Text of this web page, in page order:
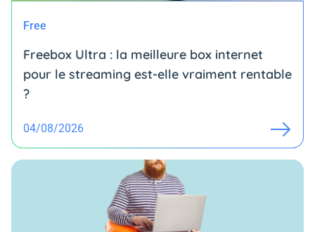
Free
Freebox Ultra : la meilleure box internet
pour le streaming est-elle vraiment rentable
?
04/08/2026